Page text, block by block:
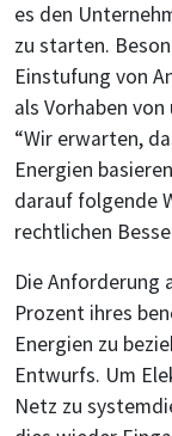
es den
zu starten.
Einstufung von
als Vorhaben
“Wir erwarten,
Energien
darauf folgende
rechtlichen
Die Anforderung
Prozent ihres
Energien zu
Entwurfs. Um
Netz zu